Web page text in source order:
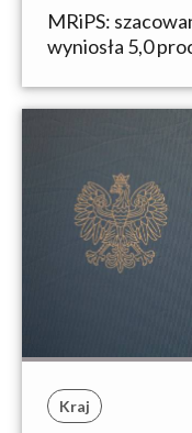
MRiPS:
wyniosła 5,0
Kraj